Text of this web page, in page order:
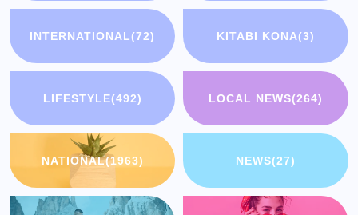
INTERNATIONAL(72) KITABI KONA(3)
LIFESTYLE(492) LOCAL NEWS(264)
NATIONAL(1963) NEWS(27)